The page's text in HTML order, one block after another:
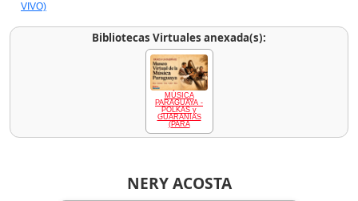
NERY ACOSTA
VIVO)
Bibliotecas Virtuales anexada(s):
MÚSICA
PARAGUAYA -
POLKAS y
GUARANIAS
(PARA